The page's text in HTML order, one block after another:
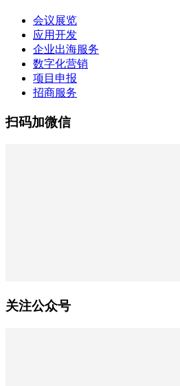
会议展览
应用开发
企业出海服务
数字化营销
项目申报
招商服务
扫码加微信
关注公众号